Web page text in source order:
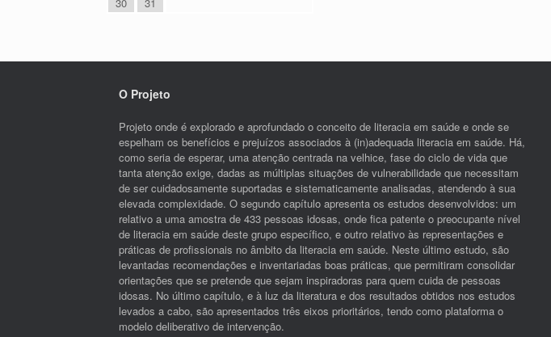
30
31
O Projeto
Projeto onde é explorado e aprofundado o conceito de literacia em saúde e onde se
espelham os benefícios e prejuízos associados à (in)adequada literacia em saúde. Há,
como seria de esperar, uma atenção centrada na velhice, fase do ciclo de vida que
tanta atenção exige, dadas as múltiplas situações de vulnerabilidade que necessitam
de ser cuidadosamente suportadas e sistematicamente analisadas, atendendo à sua
elevada complexidade. O segundo capítulo apresenta os estudos desenvolvidos: um
relativo a uma amostra de 433 pessoas idosas, onde fica patente o preocupante nível
de literacia em saúde deste grupo específico, e outro relativo às representações e
práticas de profissionais no âmbito da literacia em saúde. Neste último estudo, são
levantadas recomendações e inventariadas boas práticas, que permitiram consolidar
orientações que se pretende que sejam inspiradoras para quem cuida de pessoas
idosas. No último capítulo, e à luz da literatura e dos resultados obtidos nos estudos
levados a cabo, são apresentados três eixos prioritários, tendo como plataforma o
modelo deliberativo de intervenção.